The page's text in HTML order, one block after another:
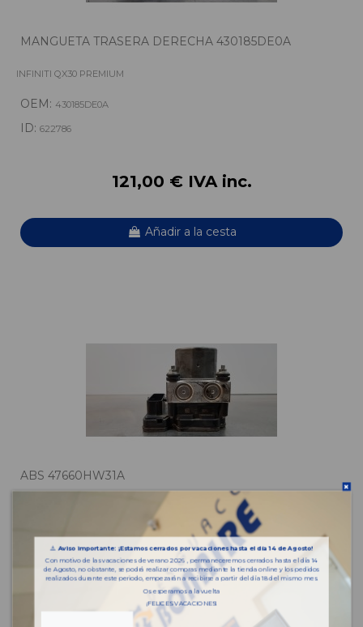
MANGUETA TRASERA DERECHA 430185DE0A
INFINITI QX30 PREMIUM
OEM: 430185DE0A
ID: 622786
121,00 € IVA inc.
Añadir a la cesta
ABS 47660HW31A
OEM:47660HW31A
622776
137,94 € IVA inc.
⚠️Aviso importante: ¡Estamos cerrados por vacaciones hasta el día 14 de Agosto!
Con motivo de las vacaciones de verano 2026 , permaneceremos cerrados hasta el día 14
de Agosto, no obstante, se podrá realizar compras mediante la tienda online y los pedidos
realizados durante este periodo, empezarán a recibirse a partir del día 18 del mismo mes.
Os esperamos a la vuelta
¡FELICES VACACIONES!